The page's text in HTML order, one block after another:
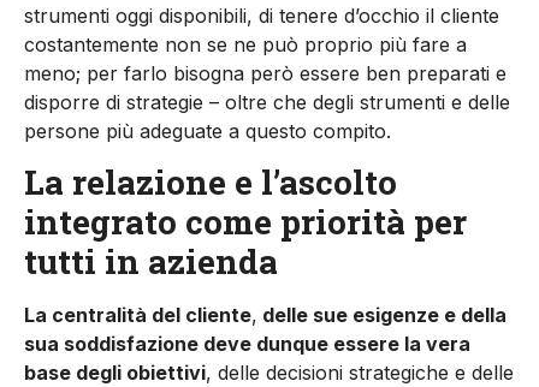
strumenti oggi disponibili, di tenere d’occhio il cliente
costantemente non se ne può proprio più fare a
meno; per farlo bisogna però essere ben preparati e
disporre di strategie – oltre che degli strumenti e delle
persone più adeguate a questo compito.
La relazione e l’ascolto
integrato come priorità per
tutti in azienda
La centralità del cliente, delle sue esigenze e della
sua soddisfazione deve dunque essere la vera
base degli obiettivi, delle decisioni strategiche e delle